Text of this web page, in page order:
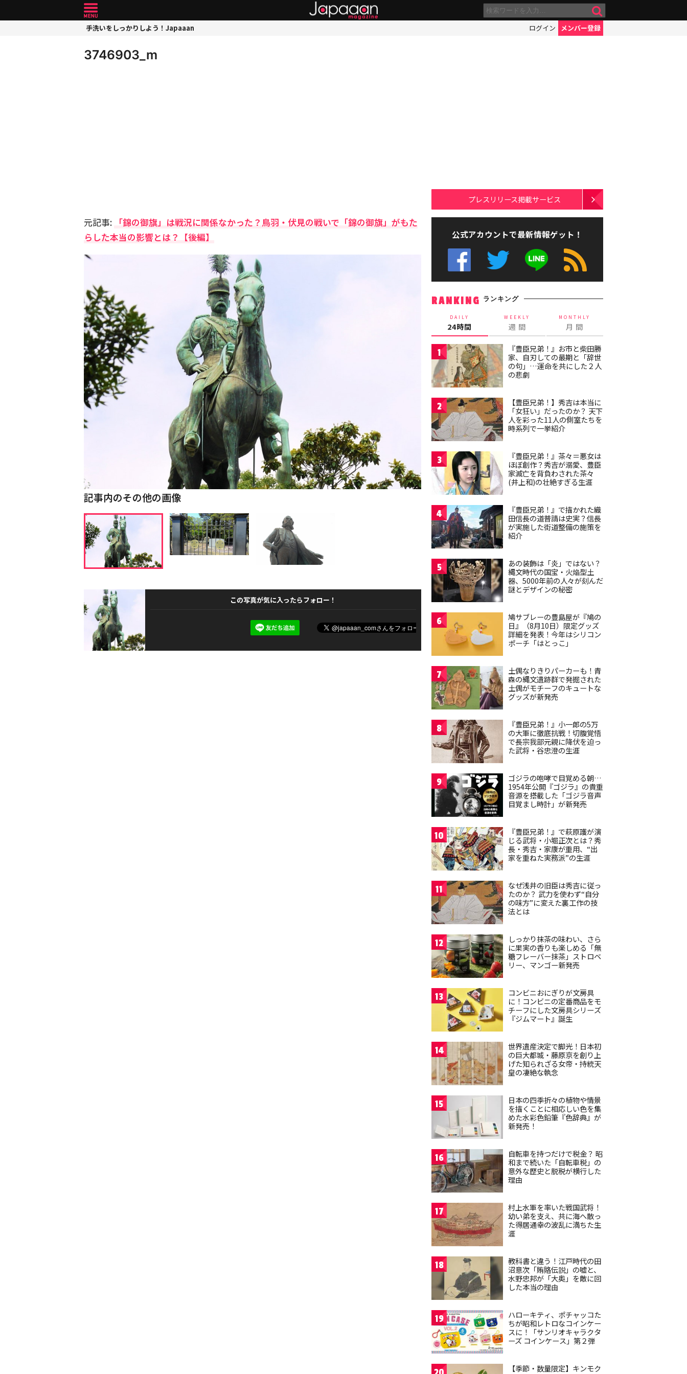
手洗いをしっかりしよう！Japaaan ログイン メンバー登録
3746903_m
元記事: 「錦の御旗」は戦況に関係なかった？鳥羽・伏見の戦いで「錦の御旗」がもた
らした本当の影響とは？【後編】
記事内のその他の画像
この写真が気に入ったらフォロー！
プレスリリース掲載サービス
公式アカウントで最新情報ゲット！
RANKING ランキング
DAILY
24時間
WEEKLY
週 間
MONTHLY
月 間
1
『豊臣兄弟！』お市と柴田勝
家、自刃しての最期と「辞世
の句」…運命を共にした２人
の悲劇
2
【豊臣兄弟！】秀吉は本当に
「女狂い」だったのか？ 天下
人を彩った11人の側室たちを
時系列で一挙紹介
3
『豊臣兄弟！』茶々＝悪女は
ほぼ創作？秀吉が溺愛、豊臣
家滅亡を背負わされた茶々
(井上和)の壮絶すぎる生涯
4
『豊臣兄弟！』で描かれた織
田信長の道普請は史実？信長
が実施した街道整備の施策を
紹介
5
あの装飾は「炎」ではない？
縄文時代の国宝・火焔型土
器、5000年前の人々が刻んだ
謎とデザインの秘密
6
鳩サブレーの豊島屋が『鳩の
日』（8月10日）限定グッズ
詳細を発表！今年はシリコン
ポーチ「はとっこ」
7
土偶なりきりパーカーも！青
森の縄文遺跡群で発掘された
土偶がモチーフのキュートな
グッズが新発売
8
『豊臣兄弟！』小一郎の5万
の大軍に徹底抗戦！切腹覚悟
で長宗我部元親に降伏を迫っ
た武将・谷忠澄の生涯
9
ゴジラの咆哮で目覚める朝…
1954年公開『ゴジラ』の貴重
音源を搭載した「ゴジラ音声
目覚まし時計」が新発売
10
『豊臣兄弟！』で萩原護が演
じる武将・小堀正次とは？秀
長・秀吉・家康が重用、“出
家を重ねた実務派”の生涯
11
なぜ浅井の旧臣は秀吉に従っ
たのか？ 武力を使わず“自分
の味方”に変えた裏工作の技
法とは
12
しっかり抹茶の味わい、さら
に果実の香りも楽しめる「無
糖フレーバー抹茶」ストロベ
リー、マンゴー新発売
13
コンビニおにぎりが文房具
に！コンビニの定番商品をモ
チーフにした文房具シリーズ
『ジムマート』誕生
14
世界遺産決定で脚光！日本初
の巨大都城・藤原京を創り上
げた知られざる女帝・持統天
皇の凄絶な執念
15
日本の四季折々の植物や情景
を描くことに相応しい色を集
めた水彩色鉛筆『色辞典』が
新発売！
16
自転車を持つだけで税金？ 昭
和まで続いた「自転車税」の
意外な歴史と脱税が横行した
理由
17
村上水軍を率いた戦国武将！
幼い弟を支え、共に海へ散っ
た得居通幸の波乱に満ちた生
涯
18
教科書と違う！江戸時代の田
沼意次「賄賂伝説」の嘘と、
水野忠邦が「大奥」を敵に回
した本当の理由
19
ハローキティ、ポチャッコた
ちが昭和レトロなコインケー
スに！「サンリオキャラクタ
ーズ コインケース」第２弾
【季節・数量限定】キンモク